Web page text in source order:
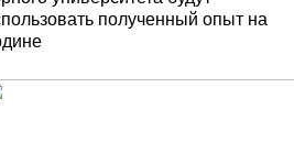
полученный опыт на